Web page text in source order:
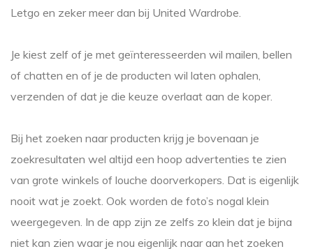
Letgo en zeker meer dan bij United Wardrobe.
Je kiest zelf of je met geïnteresseerden wil mailen, bellen
of chatten en of je de producten wil laten ophalen,
verzenden of dat je die keuze overlaat aan de koper.
Bij het zoeken naar producten krijg je bovenaan je
zoekresultaten wel altijd een hoop advertenties te zien
van grote winkels of louche doorverkopers. Dat is eigenlijk
nooit wat je zoekt. Ook worden de foto’s nogal klein
weergegeven. In de app zijn ze zelfs zo klein dat je bijna
niet kan zien waar je nou eigenlijk naar aan het zoeken